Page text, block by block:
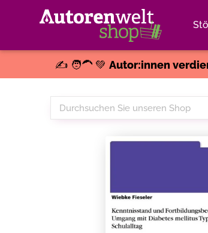
✍️ 🧑‍🦱 💚 Autor:innen
Durchsuchen
Sie